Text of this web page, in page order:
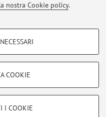
nostra Cookie policy.
COOKIE
I COOKIE
contenuti del sito.
IVA: 01131710376